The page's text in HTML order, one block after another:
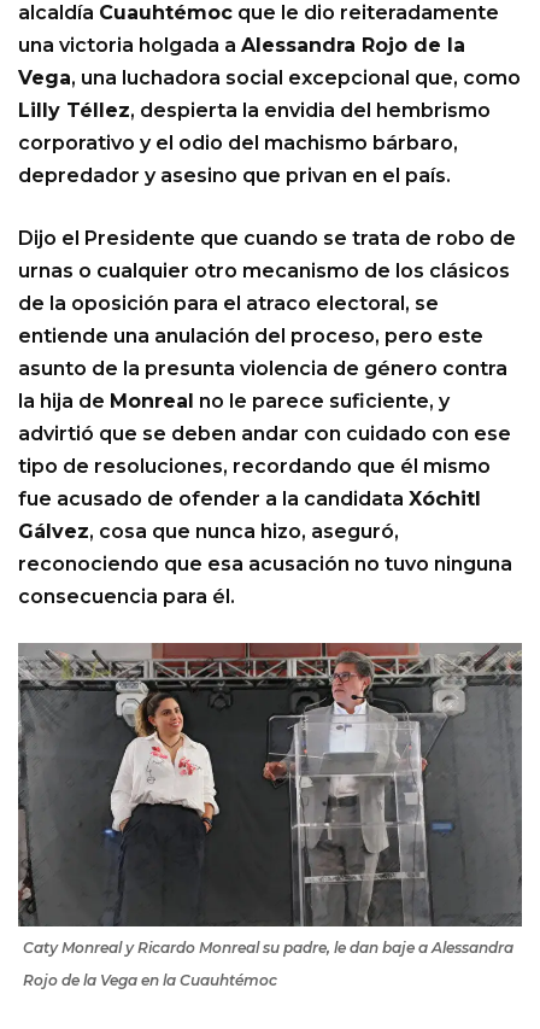
alcaldía Cuauhtémoc que le dio reiteradamente
una victoria holgada a Alessandra Rojo de la
Vega, una luchadora social excepcional que, como
Lilly Téllez, despierta la envidia del hembrismo
corporativo y el odio del machismo bárbaro,
depredador y asesino que privan en el país.
Dijo el Presidente que cuando se trata de robo de
urnas o cualquier otro mecanismo de los clásicos
de la oposición para el atraco electoral, se
entiende una anulación del proceso, pero este
asunto de la presunta violencia de género contra
la hija de Monreal no le parece suficiente, y
advirtió que se deben andar con cuidado con ese
tipo de resoluciones, recordando que él mismo
fue acusado de ofender a la candidata Xóchitl
Gálvez, cosa que nunca hizo, aseguró,
reconociendo que esa acusación no tuvo ninguna
consecuencia para él.
Caty Monreal y Ricardo Monreal su padre, le dan baje a Alessandra
Rojo de la Vega en la Cuauhtémoc